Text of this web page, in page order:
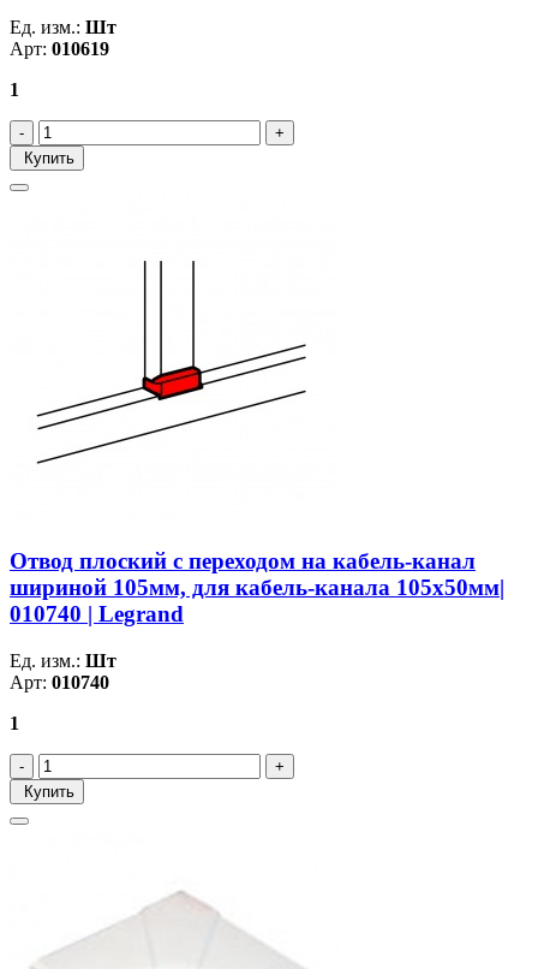
Ед. изм.: Шт
Арт: 010619
1
Купить
Отвод плоский с переходом на кабель-канал
шириной 105мм, для кабель-канала 105х50мм|
010740 | Legrand
Ед. изм.: Шт
Арт: 010740
1
Купить